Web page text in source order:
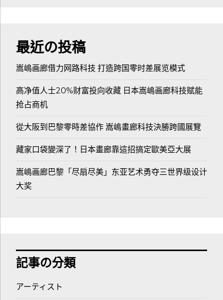
最近の投稿
嵩嶋画廊借力网路科技 打造跨国零时差展览模式
高净值人士20%财富投向收藏 日本嵩嶋画廊科技赋能
抢占商机
從大阪到巴黎零時差協作 嵩嶋畫廊科技決勝跨國展覽
藏家口袋變深了！日本畫廊靠這招搞定歐美亞大展
嵩嶋画廊巴黎「尽扇尽美」东亚艺术勇夺三世界级设计
大奖
記事の分類
アーティスト